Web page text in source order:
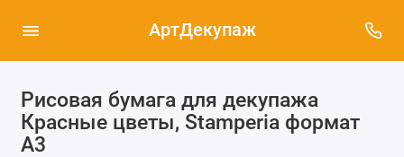
АртДекупаж
Рисовая бумага для декупажа
Красные цветы, Stamperia формат
А3